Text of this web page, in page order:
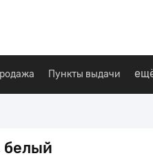
Пункты выдачи
белый